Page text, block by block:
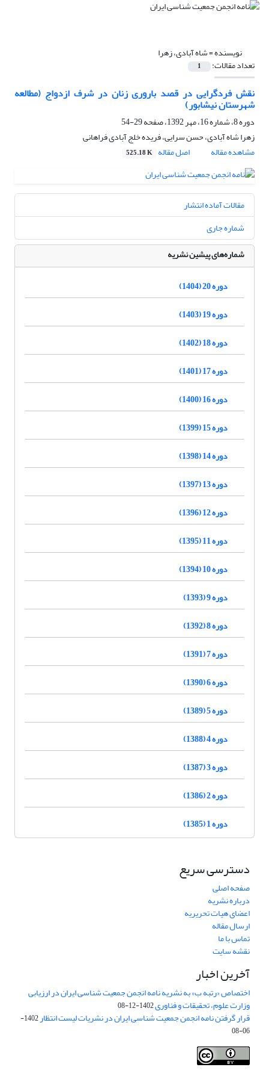
نویسنده =شاه آبادی، زهرا
تعداد مقالات: 1
نقش فردگرایی در قصد باروری زنان در شرف ازدواج (مطالعه
شهرستان نیشابور)
دوره 8، شماره 16، مهر 1392، صفحه
29-54
زهرا شاه آبادی، حسن سرایی، فریده خلج آبادی فراهانی
مشاهده مقاله
اصل مقاله 525.18 K
مقالات آماده انتشار
شماره جاری
شماره‌های پیشین نشریه
دوره 20 (1404)
دوره 19 (1403)
دوره 18 (1402)
دوره 17 (1401)
دوره 16 (1400)
دوره 15 (1399)
دوره 14 (1398)
دوره 13 (1397)
دوره 12 (1396)
دوره 11 (1395)
دوره 10 (1394)
دوره 9 (1393)
دوره 8 (1392)
دوره 7 (1391)
دوره 6 (1390)
دوره 5 (1389)
دوره 4 (1388)
دوره 3 (1387)
دوره 2 (1386)
دوره 1 (1385)
دسترسی سریع
صفحه اصلی
درباره نشریه
اعضای هیات تحریریه
ارسال مقاله
تماس با ما
نقشه سایت
آخرین اخبار
اختصاص «رتبه ب» به نشریه نامه انجمن جمعیت شناسی ایران در ارزیابی
وزارت علوم، تحقیقات و فناوری1402-12-08
قرار گرفتن نامه انجمن جمعیت شناسی ایران در نشریات لیست انتظار
1402-
06-08